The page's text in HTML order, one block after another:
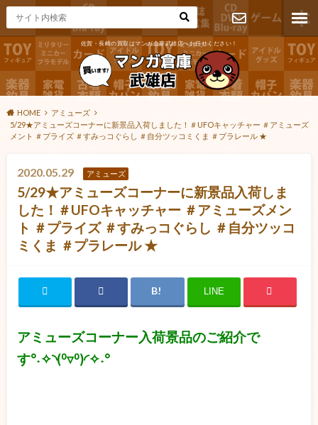
佐賀・長崎の買取はマンガ倉庫武雄店へお任せください！
お問い合わ
せ
HOME
アミューズ
5/29★アミューズコーナーに新景品入荷しました！＃UFOキャッチャー ＃アミューズ
メント ＃プライズ ＃すみっコぐらし ＃自分ツッコミくま ＃プラレール ★
2020.05.29 アミューズ
5/29★アミューズコーナーに新景品入荷しま
した！＃UFOキャッチャー ＃アミューズメン
ト ＃プライズ ＃すみっコぐらし ＃自分ツッコ
ミくま ＃プラレール ★
LINE
アミューズコーナー入荷景品のご紹介で
す°˖✧◝(⁰▿⁰)◜✧˖°